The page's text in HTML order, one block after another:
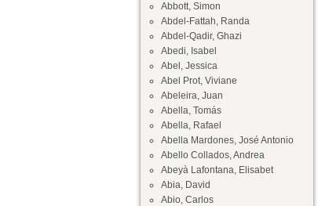
Abbott, Simon
Abdel-Fattah, Randa
Abdel-Qadir, Ghazi
Abedi, Isabel
Abel, Jessica
Abel Prot, Viviane
Abeleira, Juan
Abella, Tomás
Abella, Rafael
Abella Mardones, José Antonio
Abello Collados, Andrea
Abeyà Lafontana, Elisabet
Abia, David
Abio, Carlos